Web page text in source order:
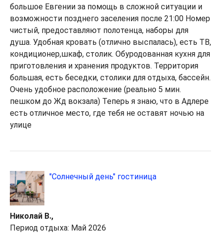
большое Евгении за помощь в сложной ситуации и
возможности позднего заселения после 21:00 Номер
чистый, предоставляют полотенца, наборы для
душа. Удобная кровать (отлично выспалась), есть ТВ,
кондиционер,шкаф, столик. Обуродованная кухня для
приготовления и хранения продуктов. Территория
большая, есть беседки, столики для отдыха, бассейн.
Очень удобное расположение (реально 5 мин.
пешком до Жд вокзала) Теперь я знаю, что в Адлере
есть отличное место, где тебя не оставят ночью на
улице
"Солнечный день" гостиница
Николай В.,
Период отдыха: Май 2026